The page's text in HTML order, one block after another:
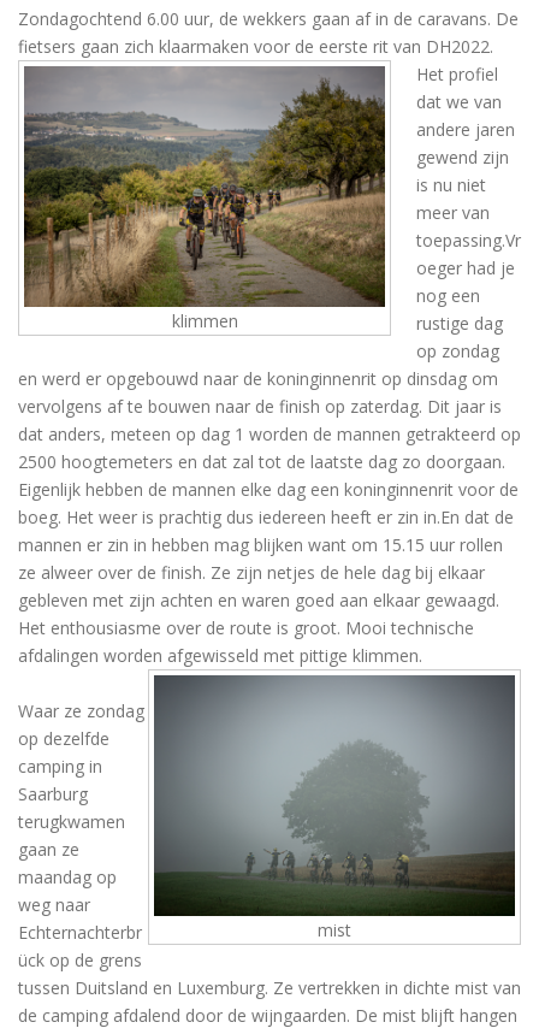
Zondagochtend 6.00 uur, de wekkers gaan af in de caravans. De
fietsers gaan zich klaarmaken voor de eerste rit van DH2022.
klimmen
Het profiel
dat we van
andere jaren
gewend zijn
is nu niet
meer van
toepassing.Vr
oeger had je
nog een
rustige dag
op zondag
en werd er opgebouwd naar de koninginnenrit op dinsdag om
vervolgens af te bouwen naar de finish op zaterdag. Dit jaar is
dat anders, meteen op dag 1 worden de mannen getrakteerd op
2500 hoogtemeters en dat zal tot de laatste dag zo doorgaan.
Eigenlijk hebben de mannen elke dag een koninginnenrit voor de
boeg. Het weer is prachtig dus iedereen heeft er zin in.En dat de
mannen er zin in hebben mag blijken want om 15.15 uur rollen
ze alweer over de finish. Ze zijn netjes de hele dag bij elkaar
gebleven met zijn achten en waren goed aan elkaar gewaagd.
Het enthousiasme over de route is groot. Mooi technische
afdalingen worden afgewisseld met pittige klimmen.
mist
Waar ze zondag
op dezelfde
camping in
Saarburg
terugkwamen
gaan ze
maandag op
weg naar
Echternachterbr
ück op de grens
tussen Duitsland en Luxemburg. Ze vertrekken in dichte mist van
de camping afdalend door de wijngaarden. De mist blijft hangen